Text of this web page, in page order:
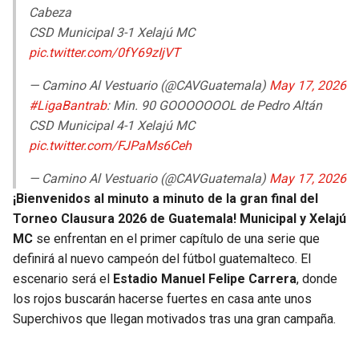
Cabeza
CSD Municipal 3-1 Xelajú MC
pic.twitter.com/0fY69zIjVT
— Camino Al Vestuario (@CAVGuatemala) May 17, 2026
#LigaBantrab: Min. 90 GOOOOOOOL de Pedro Altán
CSD Municipal 4-1 Xelajú MC
pic.twitter.com/FJPaMs6Ceh
— Camino Al Vestuario (@CAVGuatemala) May 17, 2026
¡Bienvenidos al minuto a minuto de la gran final del
Torneo Clausura 2026 de Guatemala! Municipal y Xelajú
MC se enfrentan en el primer capítulo de una serie que
definirá al nuevo campeón del fútbol guatemalteco. El
escenario será el Estadio Manuel Felipe Carrera, donde
los rojos buscarán hacerse fuertes en casa ante unos
Superchivos que llegan motivados tras una gran campaña.